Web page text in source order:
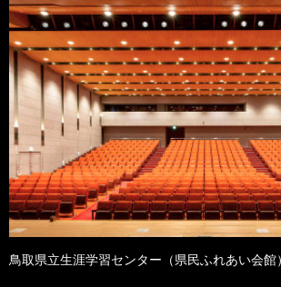
鳥取県立生涯学習センター（県民ふれあい会館）